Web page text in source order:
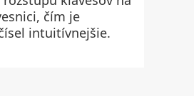
čím je
intuitívnejšie.